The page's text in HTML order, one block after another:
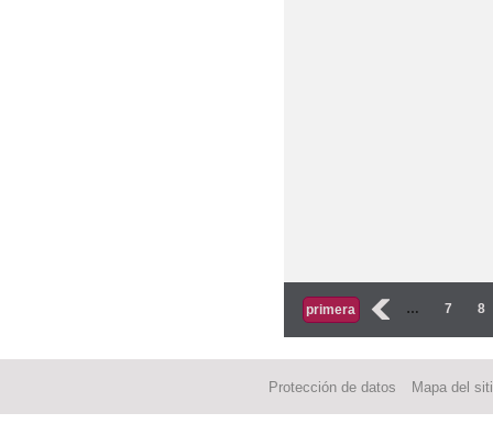
Páginas
primera ‹ … 7 8
Protección de datos Mapa del